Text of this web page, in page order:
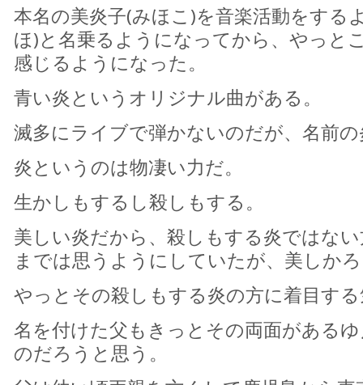
本名の美炎子(みほこ)を音楽活動をする
ほ)と名乗るようになってから、やっと
感じるようになった。
青い炎というオリジナル曲がある。
滅多にライブで弾かないのだが、名前
炎というのは物凄い力だ。
生かしもするし殺しもする。
美しい炎だから、殺しもする炎ではな
までは思うようにしていたが、美しか
やっとその殺しもする炎の方に着目す
名を付けた父もきっとその両面がある
のだろうと思う。